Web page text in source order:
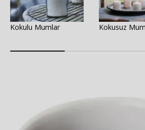
Kokulu Mumlar Kokusuz